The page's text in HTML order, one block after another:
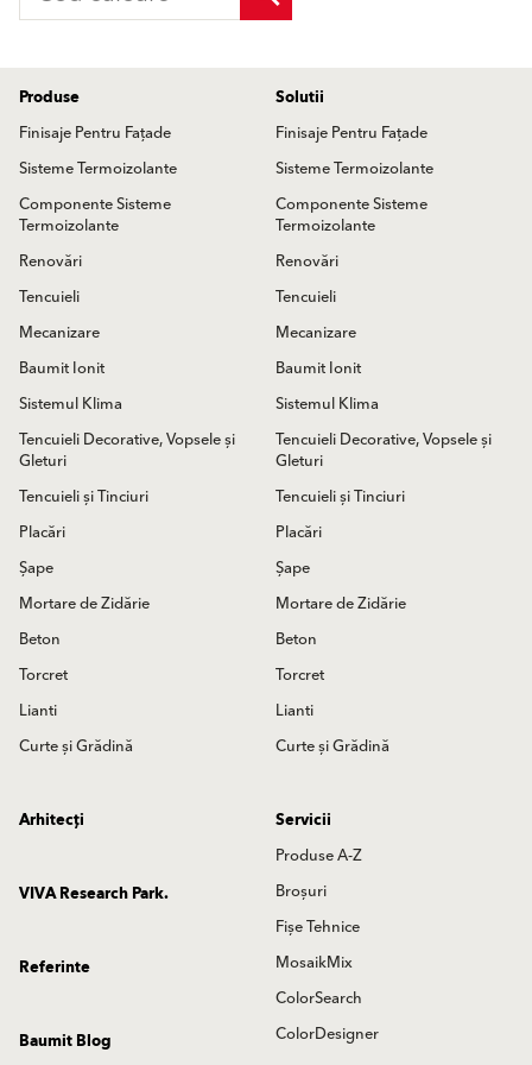
Produse
Finisaje Pentru Fațade
Sisteme Termoizolante
Componente Sisteme
Termoizolante
Renovări
Tencuieli
Mecanizare
Baumit Ionit
Sistemul Klima
Tencuieli Decorative, Vopsele și
Gleturi
Tencuieli și Tinciuri
Placări
Șape
Mortare de Zidărie
Beton
Torcret
Lianti
Curte și Grădină
Solutii
Finisaje Pentru Fațade
Sisteme Termoizolante
Componente Sisteme
Termoizolante
Renovări
Tencuieli
Mecanizare
Baumit Ionit
Sistemul Klima
Tencuieli Decorative, Vopsele și
Gleturi
Tencuieli și Tinciuri
Placări
Șape
Mortare de Zidărie
Beton
Torcret
Lianti
Curte și Grădină
Arhitecți
Servicii
Produse A-Z
Broșuri
Fișe Tehnice
MosaikMix
ColorSearch
ColorDesigner
VIVA Research Park.
Referinte
Baumit Blog